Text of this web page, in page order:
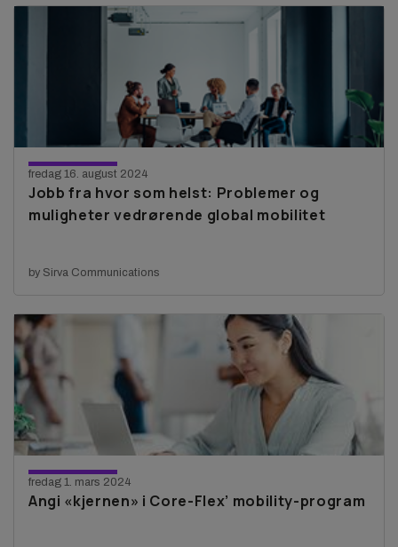
fredag 16. august 2024
Jobb fra hvor som helst: Problemer og
muligheter vedrørende global mobilitet
by Sirva Communications
fredag 1. mars 2024
Angi «kjernen» i Core-Flex’ mobility-program